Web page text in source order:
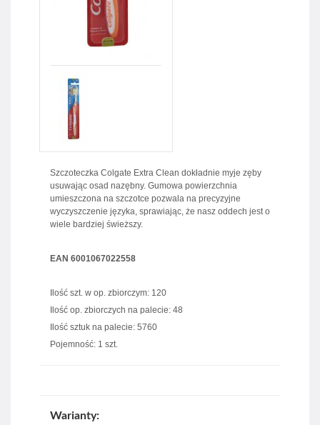
Szczoteczka Colgate Extra Clean dokładnie myje zęby
usuwając osad nazębny. Gumowa powierzchnia
umieszczona na szczotce pozwala na precyzyjne
wyczyszczenie języka, sprawiając, że nasz oddech jest o
wiele bardziej świeższy.
EAN 6001067022558
Ilość szt. w op. zbiorczym: 120
Ilość op. zbiorczych na palecie: 48
Ilość sztuk na palecie: 5760
Pojemność: 1 szt.
Warianty: